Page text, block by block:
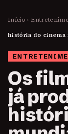
Início ›
história do cinema
Os
já